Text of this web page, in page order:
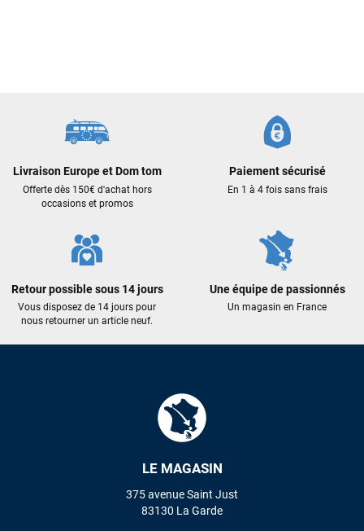
Livraison Europe et Dom tom
Offerte dès 150€ d'achat hors
occasions et promos
Paiement sécurisé
En 1 à 4 fois sans frais
Retour possible sous 14 jours
Vous disposez de 14 jours pour
nous retourner un article neuf.
Une équipe de passionnés
Un magasin en France
LE MAGASIN
375 avenue Saint Just
83130 La Garde
plus. Niveau réactivité, c’est au top : la commande est partie
le lendemain, et j’ai bien reçu tout le matériel dans un colis
propre et soigné. Plus qu’à tester ça sur l’eau ! Je
professionnalisme et sa réactivité.
Cela faisait 6 mois que je galérais à remplacer ma board eux
m'ont trouvé une pépite à laquelle je n'aurais jamais pensé !
Excellent conseil excellent prix et en plus super sympas. Merci
encore pour cette severne dyno !
L'envoi a été rapide. La voile est arrivée en super état.
VOIR TOUS LES AVIS
LAISSER UN AVIS